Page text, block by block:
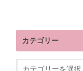
カテゴリー